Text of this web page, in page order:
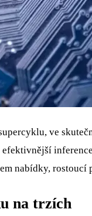
ve
nabídky,
na trzích